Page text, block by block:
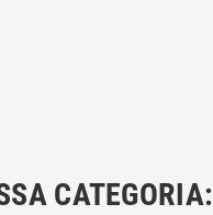
CATEGORIA: